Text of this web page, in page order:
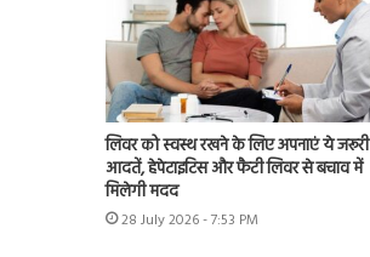
लिवर को स्वस्थ रखने के लिए अपनाएं ये जरूरी
आदतें, हेपेटाइटिस और फैटी लिवर से बचाव में
मिलेगी मदद
28 July 2026 - 7:53 PM